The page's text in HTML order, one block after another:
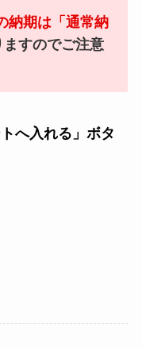
納期は「通常納
ますのでご注意
へ入れる」ボタ